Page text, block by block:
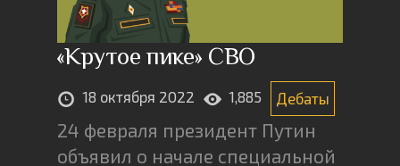
«Крутое пике» СВО
18 октября 2022 1,885 Дебаты
24 февраля президент Путин
объявил о начале специальной